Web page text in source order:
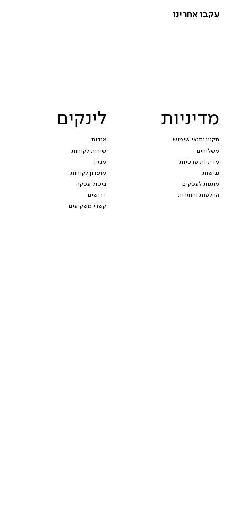
מדיניות
תקנון ותנאי שימוש
משלוחים
מדיניות פרטיות
נגישות
מתנות לעסקים
החלפות והחזרות
לינקים
אודות
שירות לקוחות
מגזין
מועדון לקוחות
ביטול עסקה
דרושים
קשרי משקיעים
עקבו אחרינו